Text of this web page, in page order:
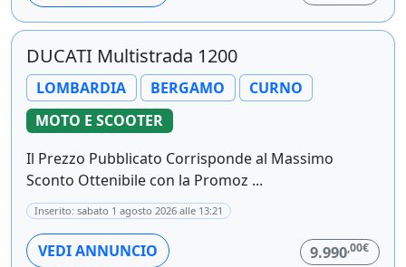
DUCATI Multistrada 1200
LOMBARDIA BERGAMO
CURNO
MOTO E SCOOTER
Il Prezzo Pubblicato Corrisponde al Massimo
Sconto Ottenibile con la Promoz ...
Inserito: sabato 1 agosto 2026 alle 13:21
VEDI ANNUNCIO 9.990,00€